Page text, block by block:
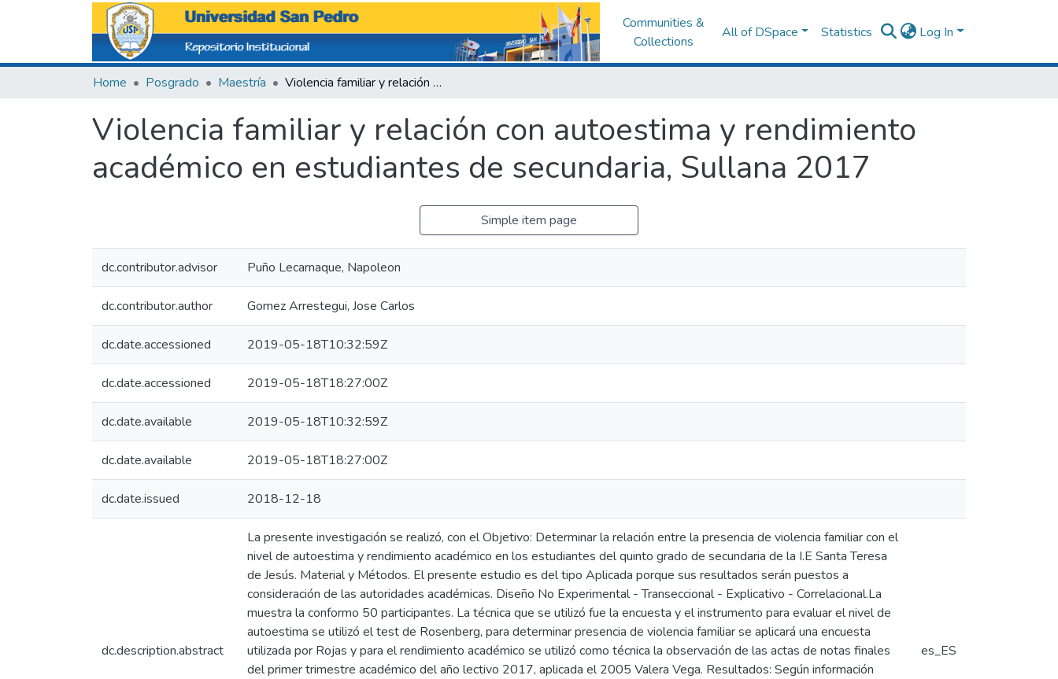
Communities &
Collections
All of DSpace Statistics Log In
Home Posgrado Maestría Violencia familiar y relación con autoestima y rendimiento académico en estudiantes de secundaria, Sullana 2017
Violencia familiar y relación con autoestima y rendimiento
académico en estudiantes de secundaria, Sullana 2017
Simple item page
dc.contributor.advisor Puño Lecarnaque, Napoleon
dc.contributor.author Gomez Arrestegui, Jose Carlos
dc.date.accessioned 2019-05-18T10:32:59Z
dc.date.accessioned 2019-05-18T18:27:00Z
dc.date.available 2019-05-18T10:32:59Z
dc.date.available 2019-05-18T18:27:00Z
dc.date.issued 2018-12-18
dc.description.abstract
La presente investigación se realizó, con el Objetivo: Determinar la relación entre la presencia de violencia familiar con el
nivel de autoestima y rendimiento académico en los estudiantes del quinto grado de secundaria de la I.E Santa Teresa
de Jesús. Material y Métodos. El presente estudio es del tipo Aplicada porque sus resultados serán puestos a
consideración de las autoridades académicas. Diseño No Experimental - Transeccional - Explicativo - Correlacional.La
muestra la conformo 50 participantes. La técnica que se utilizó fue la encuesta y el instrumento para evaluar el nivel de
autoestima se utilizó el test de Rosenberg, para determinar presencia de violencia familiar se aplicará una encuesta
utilizada por Rojas y para el rendimiento académico se utilizó como técnica la observación de las actas de notas finales
del primer trimestre académico del año lectivo 2017, aplicada el 2005 Valera Vega. Resultados: Según información
es_ES